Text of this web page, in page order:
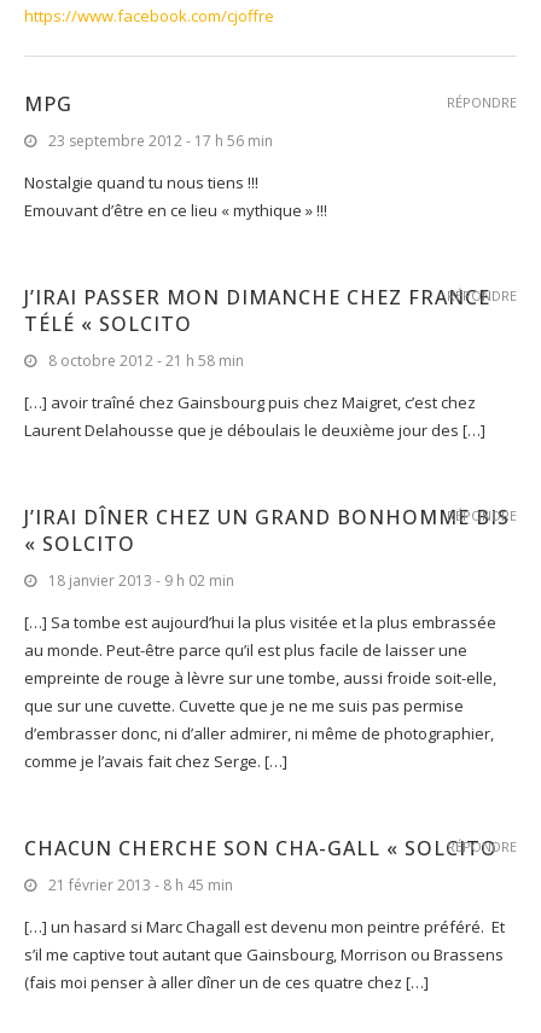
https://www.facebook.com/cjoffre
MPG
23 septembre 2012 - 17 h 56 min
Nostalgie quand tu nous tiens !!!
Emouvant d’être en ce lieu « mythique » !!!
RÉPONDRE
J’IRAI PASSER MON DIMANCHE CHEZ FRANCE
TÉLÉ « SOLCITO
8 octobre 2012 - 21 h 58 min
[…] avoir traîné chez Gainsbourg puis chez Maigret, c’est chez
Laurent Delahousse que je déboulais le deuxième jour des […]
RÉPONDRE
J’IRAI DÎNER CHEZ UN GRAND BONHOMME BIS
« SOLCITO
18 janvier 2013 - 9 h 02 min
[…] Sa tombe est aujourd’hui la plus visitée et la plus embrassée
au monde. Peut-être parce qu’il est plus facile de laisser une
empreinte de rouge à lèvre sur une tombe, aussi froide soit-elle,
que sur une cuvette. Cuvette que je ne me suis pas permise
d’embrasser donc, ni d’aller admirer, ni même de photographier,
comme je l’avais fait chez Serge. […]
RÉPONDRE
CHACUN CHERCHE SON CHA-GALL « SOLCITO
21 février 2013 - 8 h 45 min
[…] un hasard si Marc Chagall est devenu mon peintre préféré. Et
s’il me captive tout autant que Gainsbourg, Morrison ou Brassens
(fais moi penser à aller dîner un de ces quatre chez […]
RÉPONDRE